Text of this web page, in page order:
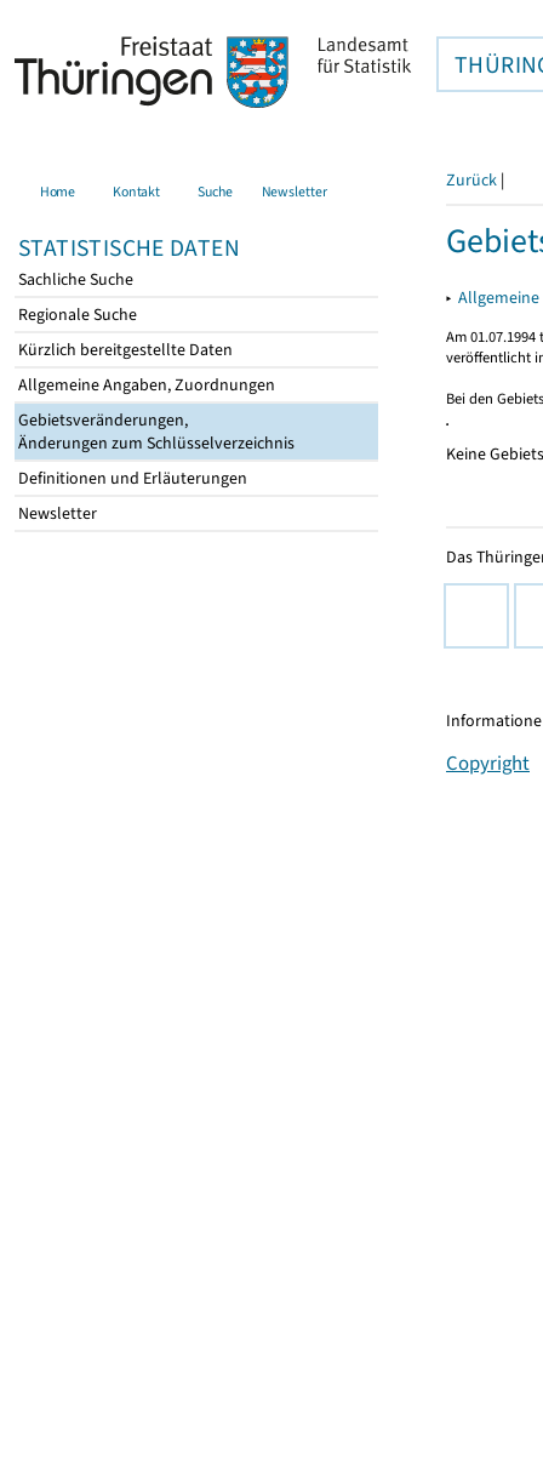
Home Kontakt Suche Newsletter
STATISTISCHE DATEN
Sachliche Suche
Regionale Suche
Kürzlich bereitgestellte Daten
Allgemeine Angaben, Zuordnungen
Gebietsveränderungen,
Änderungen zum Schlüsselverzeichnis
Definitionen und Erläuterungen
Newsletter
Zurück |
▸
Am
veröffentlicht
Bei den
Keine
Das
Copyright